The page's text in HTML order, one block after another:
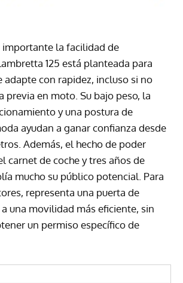
importante la facilidad de
125 está planteada para
adapte con rapidez, incluso si no
previa en moto. Su bajo peso, la
y una postura de
ayudan a ganar confianza desde
Además, el hecho de poder
carnet de coche y tres años de
mucho su público potencial. Para
representa una puerta de
una movilidad más eficiente, sin
un permiso específico de